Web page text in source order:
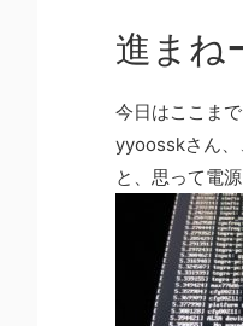
進まね
今日はここまで
yyoosskさん、
と、思って電源